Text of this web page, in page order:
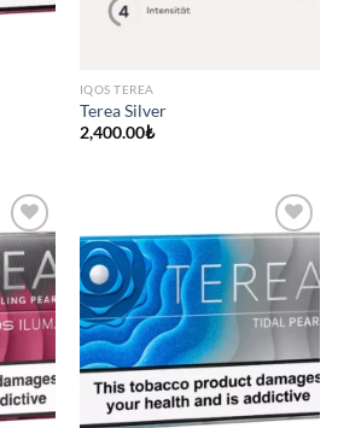
IQOS TEREA
Terea Silver
2,400.00₺